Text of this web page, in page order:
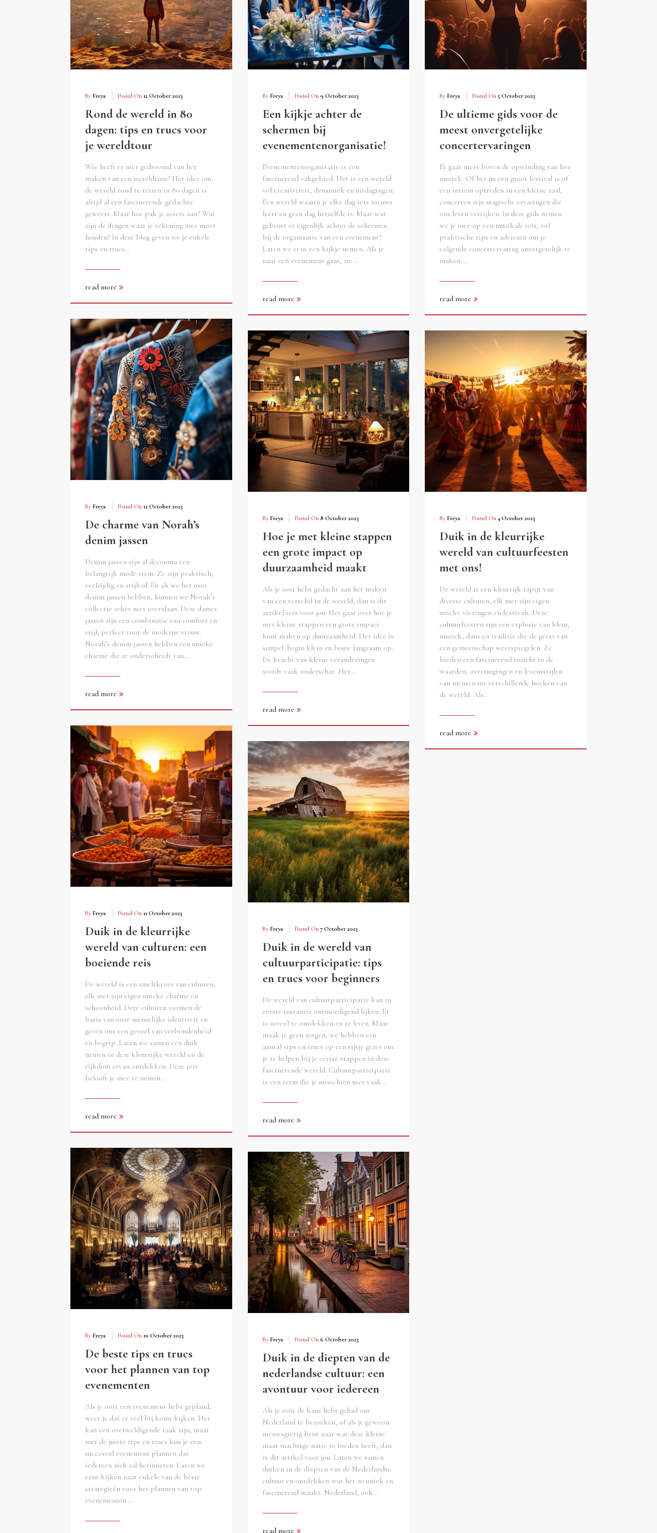
By Freya Posted On 12 October 2023
Rond de wereld in 80
dagen: tips en trucs voor
je wereldtour
Wie heeft er niet gedroomd van het
maken van een wereldtour? Het idee om
de wereld rond te reizen in 80 dagen is
altijd al een fascinerende gedachte
geweest. Maar hoe pak je zoiets aan? Wat
zijn de dingen waar je rekening mee moet
houden? In deze blog geven we je enkele
tips en trucs…
read more
By Freya Posted On 12 October 2023
De charme van Norah’s
denim jassen
Denim jassen zijn al decennia een
belangrijk mode-item. Ze zijn praktisch,
veelzijdig en stijlvol. En als we het over
denim jassen hebben, kunnen we Norah’s
collectie zeker niet overslaan. Deze dames
jassen zijn een combinatie van comfort en
stijl, perfect voor de moderne vrouw.
Norah’s denim jassen hebben een unieke
charme die ze onderscheidt van…
read more
By Freya Posted On 11 October 2023
Duik in de kleurrijke
wereld van culturen: een
boeiende reis
De wereld is een smeltkroes van culturen,
elk met zijn eigen unieke charme en
schoonheid. Deze culturen vormen de
basis van onze menselijke identiteit en
geven ons een gevoel van verbondenheid
en begrip. Laten we samen een duik
nemen in deze kleurrijke wereld en de
rijkdom ervan ontdekken. Deze reis
belooft je mee te nemen…
read more
By Freya Posted On 10 October 2023
De beste tips en trucs
voor het plannen van top
evenementen
Als je ooit een evenement hebt gepland,
weet je dat er veel bij komt kijken. Het
kan een overweldigende taak zijn, maar
met de juiste tips en trucs kun je een
succesvol evenement plannen dat
iedereen zich zal herinneren. Laten we
eens kijken naar enkele van de beste
strategieën voor het plannen van top
evenementen.…
By Freya Posted On9 October 2023
Een kijkje achter de
schermen bij
evenementenorganisatie!
Evenementenorganisatie is een
fascinerend vakgebied. Het is een wereld
vol creativiteit, dynamiek en uitdagingen.
Een wereld waarin je elke dag iets nieuws
leert en geen dag hetzelfde is. Maar wat
gebeurt er eigenlijk achter de schermen
bij de organisatie van een evenement?
Laten we eens een kijkje nemen. Als je
naar een evenement gaat, zie…
read more
By Freya Posted On8 October 2023
Hoe je met kleine stappen
een grote impact op
duurzaamheid maakt
Als je ooit hebt gedacht aan het maken
van een verschil in de wereld, dan is dit
artikel iets voor jou. Het gaat over hoe je
met kleine stappen een grote impact
kunt maken op duurzaamheid. Het idee is
simpel: begin klein en bouw langzaam op.
De kracht van kleine veranderingen
wordt vaak onderschat. Het…
read more
By Freya Posted On7 October 2023
Duik in de wereld van
cultuurparticipatie: tips
en trucs voor beginners
De wereld van cultuurparticipatie kan in
eerste instantie ontmoedigend lijken. Er
is zoveel te ontdekken en te leren. Maar
maak je geen zorgen, we hebben een
aantal tips en trucs op een rijtje gezet om
je te helpen bij je eerste stappen in deze
fascinerende wereld. Cultuurparticipatie
is een term die je misschien niet vaak…
read more
By Freya Posted On6 October 2023
Duik in de diepten van de
nederlandse cultuur: een
avontuur voor iedereen
Als je ooit de kans hebt gehad om
Nederland te bezoeken, of als je gewoon
nieuwsgierig bent naar wat deze kleine
maar machtige natie te bieden heeft, dan
is dit artikel voor jou. Laten we samen
duiken in de diepten van de Nederlandse
cultuur en ontdekken wat het zo uniek en
fascinerend maakt. Nederland, ook…
read more
By Freya Posted On 5 October 2023
De ultieme gids voor de
meest onvergetelijke
concertervaringen
Er gaat niets boven de opwinding van live
muziek. Of het nu een groot festival is of
een intiem optreden in een kleine zaal,
concerten zijn magische ervaringen die
ons leven verrijken. In deze gids nemen
we je mee op een muzikale reis, vol
praktische tips en adviezen om je
volgende concertervaring onvergetelijk te
maken.…
read more
By Freya Posted On 4 October 2023
Duik in de kleurrijke
wereld van cultuurfeesten
met ons!
De wereld is een kleurrijk tapijt van
diverse culturen, elk met zijn eigen
unieke vieringen en festivals. Deze
cultuurfeesten zijn een explosie van kleur,
muziek, dans en traditie die de geest van
een gemeenschap weerspiegelen. Ze
bieden een fascinerend inzicht in de
waarden, overtuigingen en levensstijlen
van mensen uit verschillende hoeken van
de wereld. Als…
read more